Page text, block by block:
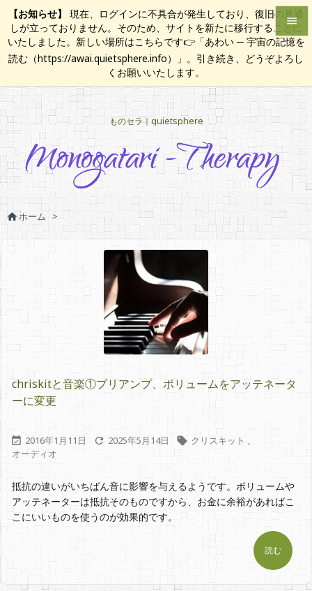
【お知らせ】
現在、ログインに不具合が発生しており、復旧の見通
しが立っておりません。そのため、サイトを新たに移行することに
いたしました。新しい場所はこちらです👉「あわい ─ 宇宙の記憶を
読む（https://awai.quietsphere.info）」。引き続き、どうぞよろし
くお願いいたします。
ものセラ｜quietsphere


メニュ

サイド


次へ

検索
ホーム >
chriskitと音楽①プリアンプ、ボリュームをアッテネータ
ーに変更
 2016年1月11日  2025年5月14日  クリスキット ,
オーディオ
抵抗の違いがいちばん音に影響を与えるようです。ボリュームや
アッテネーターは抵抗そのものですから、お金に余裕があればこ
こにいいものを使うのが効果的です。
読む